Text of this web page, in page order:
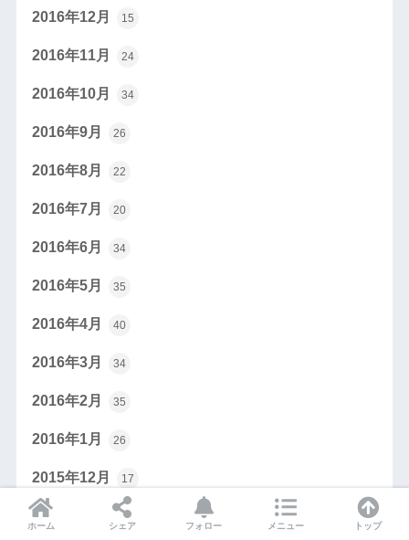
2016年12月 15
2016年11月 24
2016年10月 34
2016年9月 26
2016年8月 22
2016年7月 20
2016年6月 34
2016年5月 35
2016年4月 40
2016年3月 34
2016年2月 35
2016年1月 26
2015年12月 17
2015年11月 17
ホーム シェア フォロー メニュー トップ